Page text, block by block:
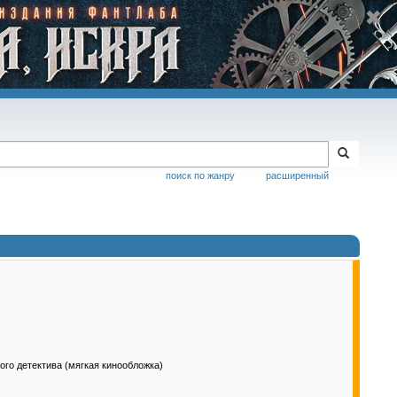
расширенный
поиск по жанру
детектива (мягкая кинообложка)